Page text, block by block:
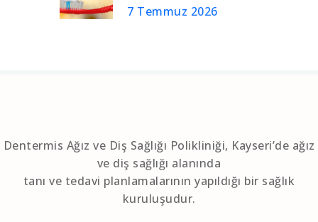
7 Temmuz 2026
Dentermis Ağız ve Diş Sağlığı Polikliniği, Kayseri’de ağız
ve diş sağlığı alanında
tanı ve tedavi planlamalarının yapıldığı bir sağlık
kuruluşudur.